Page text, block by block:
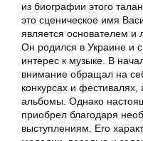
из биографии этого
это сценическое имя
является основателем
Он родился в Украине и
интерес к музыке. В
внимание обращал на
конкурсах и
альбомы. Однако
приобрел благодаря
выступлениям. Его